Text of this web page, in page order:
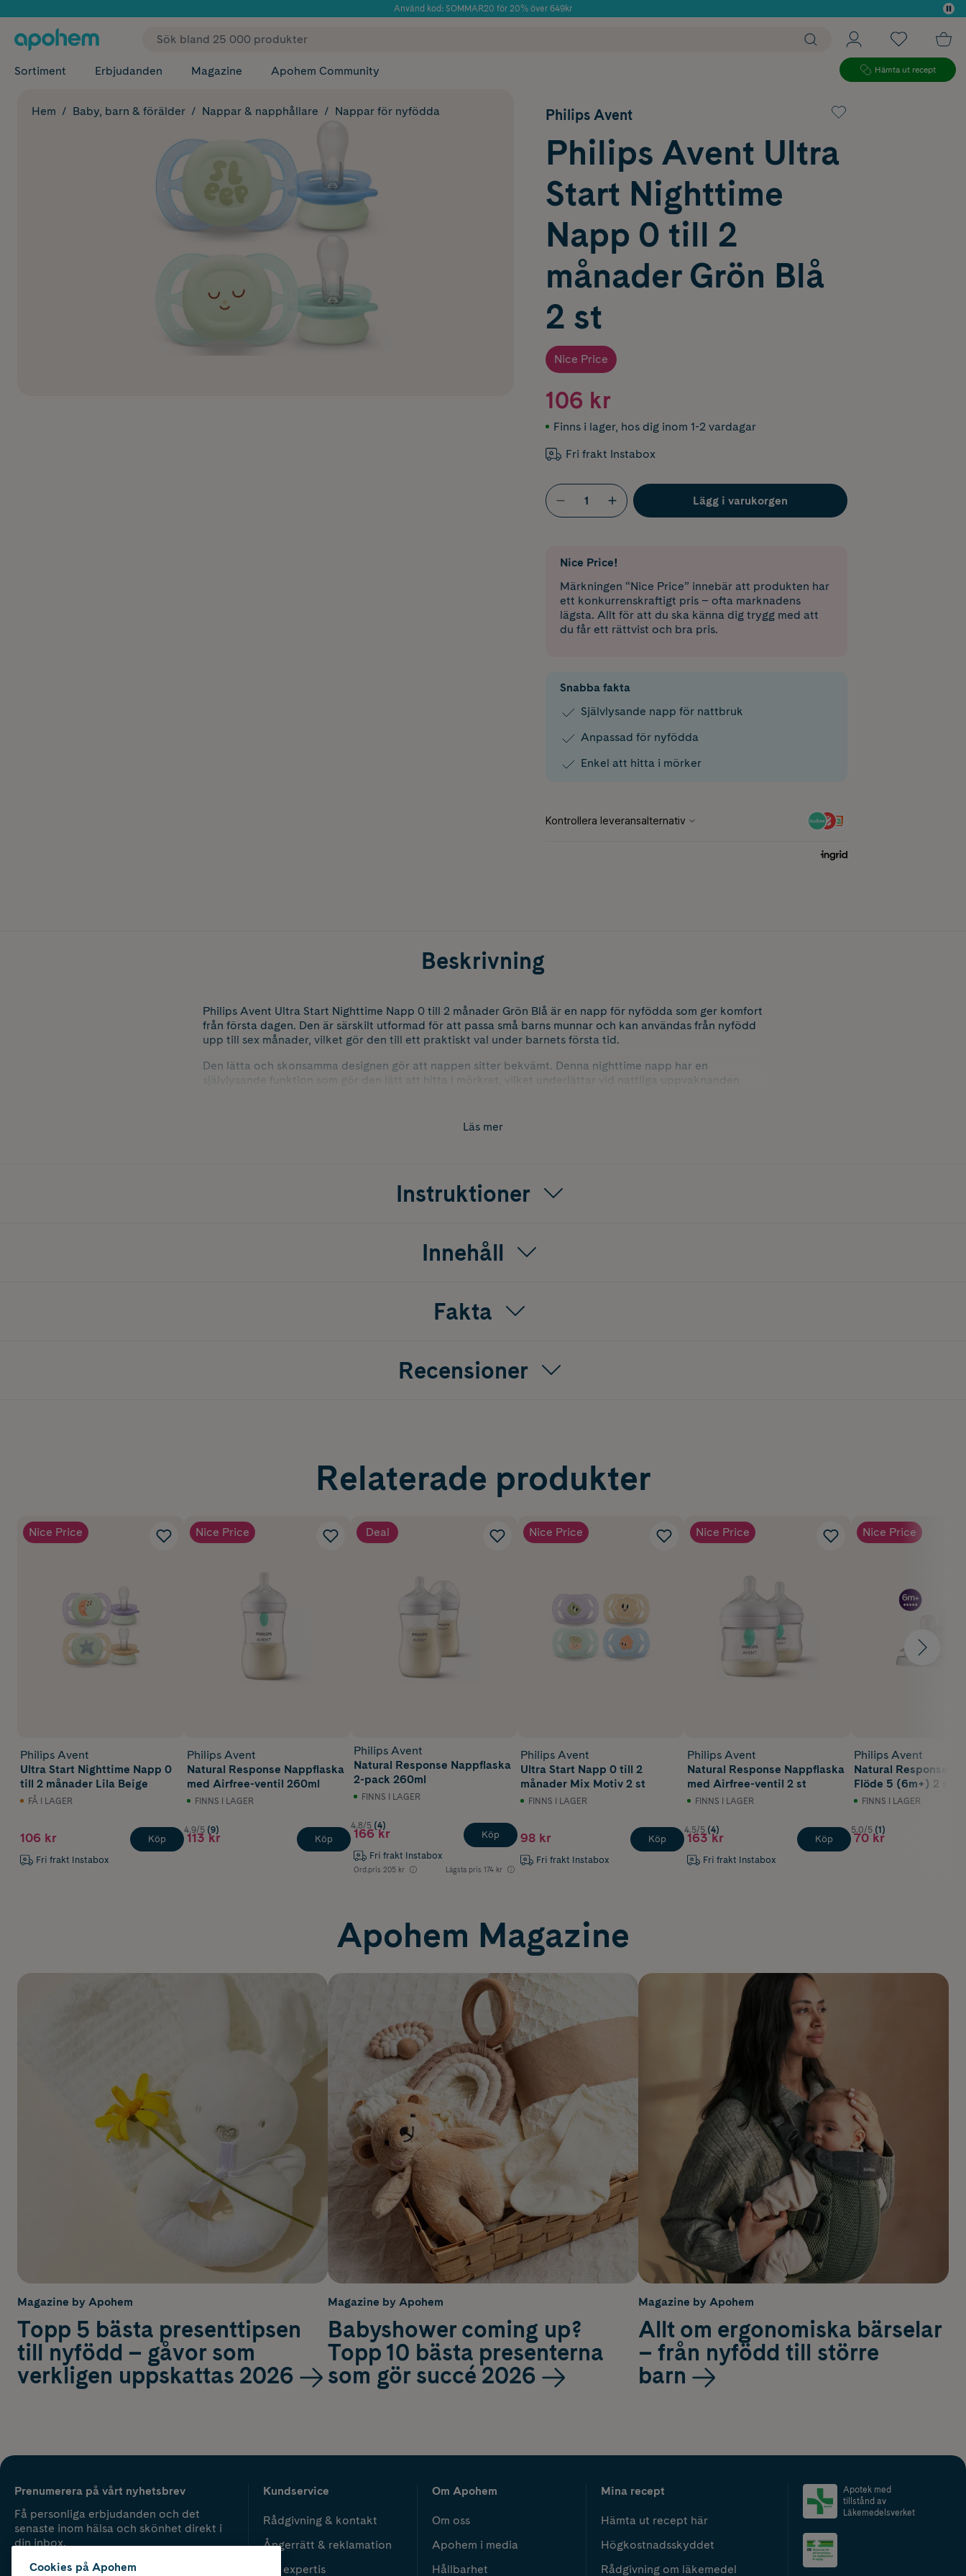
Använd kod: SOMMAR20 för 20% över 649kr
Sortiment Erbjudanden Magazine Apohem Community Hämta ut recept
Hem Baby, barn & förälder Nappar & napphållare Nappar för nyfödda Philips Avent
Philips Avent Ultra
Start Nighttime
Napp 0 till 2
månader Grön Blå
2 st
Nice Price
106 kr
Finns i lager, hos dig inom 1-2 vardagar
Fri frakt Instabox
Lägg i varukorgen
Nice Price!
Märkningen “Nice Price” innebär att produkten har
ett konkurrenskraftigt pris – ofta marknadens
lägsta. Allt för att du ska känna dig trygg med att
du får ett rättvist och bra pris.
Snabba fakta
Självlysande napp för nattbruk
Anpassad för nyfödda
Enkel att hitta i mörker
Beskrivning
Philips Avent Ultra Start Nighttime Napp 0 till 2 månader Grön Blå är en napp för nyfödda som ger komfort
från första dagen. Den är särskilt utformad för att passa små barns munnar och kan användas från nyfödd
upp till sex månader, vilket gör den till ett praktiskt val under barnets första tid.
Den lätta och skonsamma designen gör att nappen sitter bekvämt. Denna nighttime napp har en
självlysande funktion som gör den lätt att hitta i mörkret, vilket underlättar vid nattliga uppvaknanden
Läs mer
Instruktioner
Innehåll
Fakta
Recensioner
Relaterade produkter
Nice Price
Philips Avent
Ultra Start Nighttime Napp 0
till 2 månader Lila Beige
FÅ I LAGER
106 kr
Fri frakt Instabox
Köp
Nice Price
Philips Avent
Natural Response Nappflaska
med Airfree-ventil 260ml
FINNS I LAGER
4.9/5 (9)
113 kr Köp
Deal
Philips Avent
Natural Response Nappflaska
2-pack 260ml
FINNS I LAGER
4.8/5 (4)
166 kr
Fri frakt Instabox
Ord.pris 205 kr Lägsta pris 174 kr
Köp
Nice Price
Philips Avent
Ultra Start Napp 0 till 2
månader Mix Motiv 2 st
FINNS I LAGER
98 kr
Fri frakt Instabox
Köp
Nice Price
Philips Avent
Natural Response Nappflaska
med Airfree-ventil 2 st
FINNS I LAGER
4.5/5 (4)
163 kr
Fri frakt Instabox
Köp
Nice Price
Philips Avent
Natural Response
Flöde 5 (6m+) 2 st
FINNS I LAGER
5.0/5 (1)
70 kr
Apohem Magazine
Magazine by Apohem
Topp 5 bästa presenttipsen
till nyfödd – gåvor som
verkligen uppskattas 2026
Magazine by Apohem
Babyshower coming up?
Topp 10 bästa presenterna
som gör succé 2026
Magazine by Apohem
Allt om ergonomiska bärselar
– från nyfödd till större
barn
Prenumerera på vårt nyhetsbrev
Få personliga erbjudanden och det
senaste inom hälsa och skönhet direkt i
din inbox.
Kundservice
Rådgivning & kontakt
Ångerrätt & reklamation
Vår expertis
Om Apohem
Om oss
Apohem i media
Hållbarhet
Mina recept
Hämta ut recept här
Högkostnadsskyddet
Rådgivning om läkemedel
Apotek med
tillstånd av
Läkemedelsverket
Cookies på Apohem